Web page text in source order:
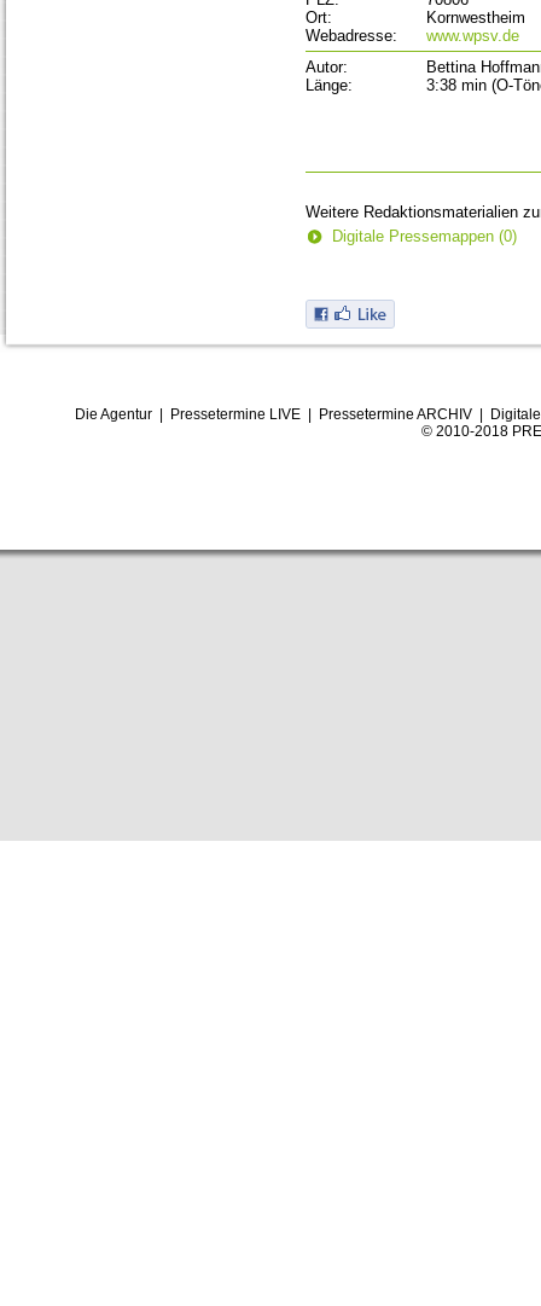
Ort:
Kornwestheim
Webadresse:
www.wpsv.de
Autor:
Bettina
Länge:
3:38 min (O-
Weitere Redaktionsmaterialien
Digitale Pressemappen (0)
Die Agentur| Pressetermine LIVE| Pressetermine ARCHIV|
© 2010-2018